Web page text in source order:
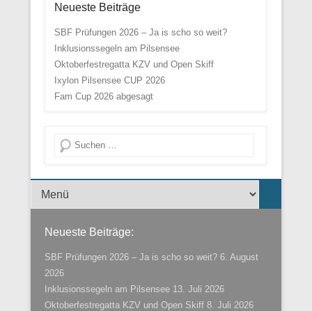
Neueste Beiträge
SBF Prüfungen 2026 – Ja is scho so weit?
Inklusionssegeln am Pilsensee
Oktoberfestregatta KZV und Open Skiff
Ixylon Pilsensee CUP 2026
Fam Cup 2026 abgesagt
Suche
Menü der Fußzeile
Neueste Beiträge:
SBF Prüfungen 2026 – Ja is scho so weit? 6. August
2026
Inklusionssegeln am Pilsensee 13. Juli 2026
Oktoberfestregatta KZV und Open Skiff 8. Juli 2026